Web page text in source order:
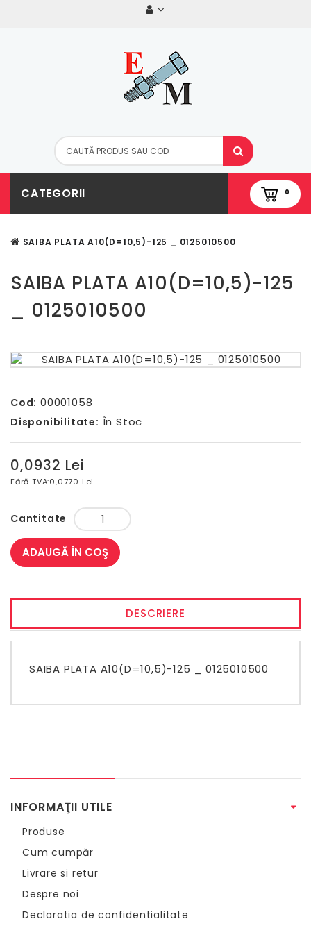
0
CATEGORII
SAIBA PLATA A10(D=10,5)-125 _ 0125010500
SAIBA PLATA A10(D=10,5)-125
_ 0125010500
Cod: 00001058
Disponibilitate: În Stoc
0,0932 Lei
Fără TVA:0,0770 Lei
Cantitate
ADAUGĂ ÎN COŞ
DESCRIERE
SAIBA PLATA A10(D=10,5)-125 _ 0125010500
INFORMAŢII UTILE
Produse
Cum cumpăr
Livrare si retur
Despre noi
Declaratia de confidentialitate